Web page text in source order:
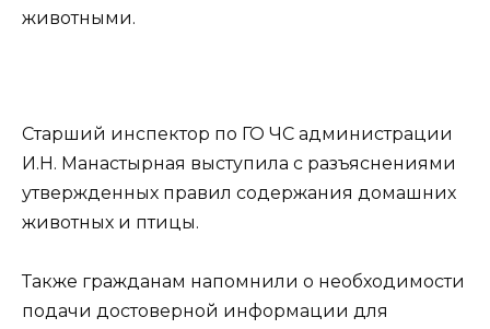
животными.
Старший инспектор по ГО ЧС администрации
И.Н. Манастырная выступила с разъяснениями
утвержденных правил содержания домашних
животных и птицы.
Также гражданам напомнили о необходимости
подачи достоверной информации для